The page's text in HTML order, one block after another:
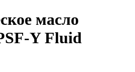
масло
Y Fluid